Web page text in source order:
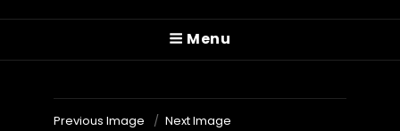
Menu
Previous Image Next Image